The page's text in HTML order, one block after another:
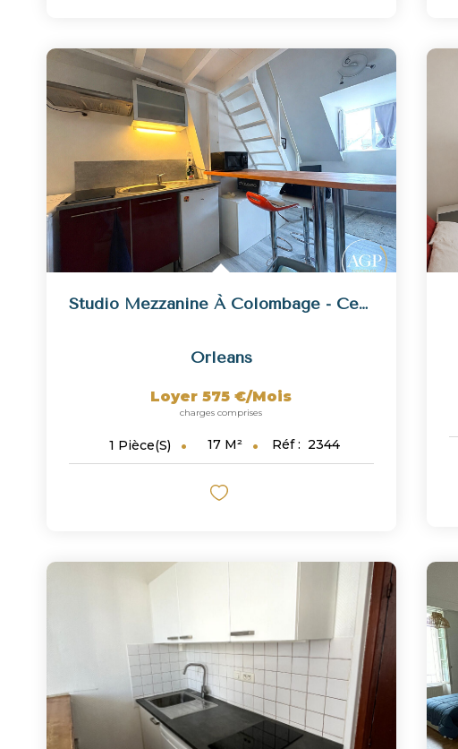
Studio Mezzanine À Colombage - Centre Ville
Orleans
Loyer 575 €/mois
charges comprises
1 Pièce(s) 17 M² Réf : 2344